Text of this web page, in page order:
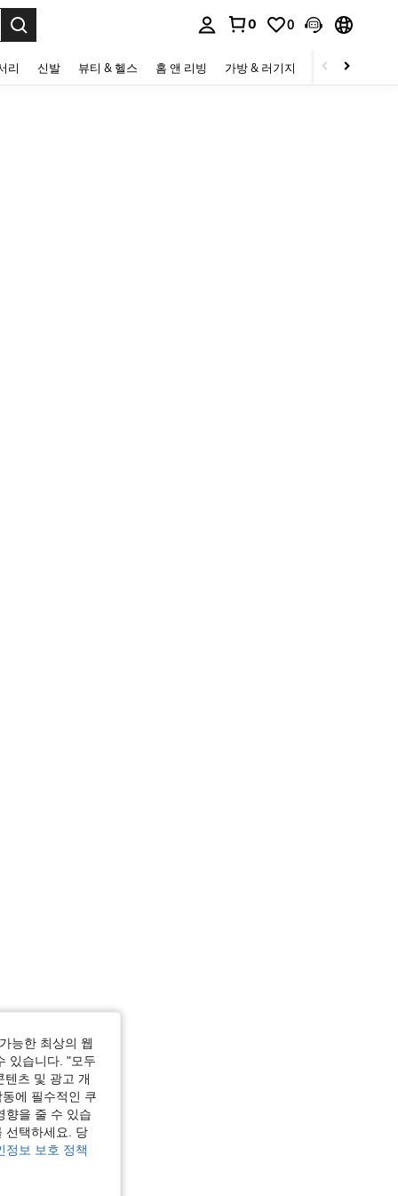
0 0
리 신발 뷰티 & 헬스 홈 앤 리빙 가방 & 러기지 스포츠 & 아웃
능한 최상의 웹
있습니다. "모두
츠 및 광고 개
에 필수적인 쿠
향을 줄 수 있습
선택하세요. 당
정보 보호 정책